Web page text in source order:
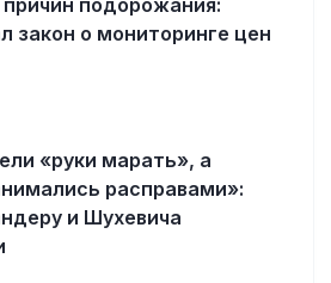
закон о мониторинге цен
«руки марать», а
расправами»:
и Шухевича